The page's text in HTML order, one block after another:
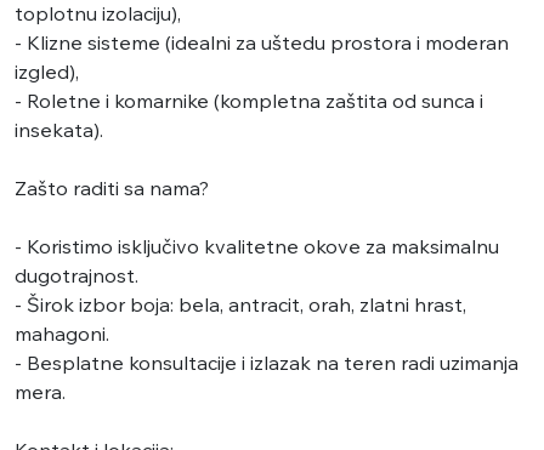
toplotnu izolaciju),
- ​Klizne sisteme (idealni za uštedu prostora i moderan
izgled),
- ​Roletne i komarnike (kompletna zaštita od sunca i
insekata).
​Zašto raditi sa nama?
- ​Koristimo isključivo kvalitetne okove za maksimalnu
dugotrajnost.
- ​Širok izbor boja: bela, antracit, orah, zlatni hrast,
mahagoni.
- ​Besplatne konsultacije i izlazak na teren radi uzimanja
mera.